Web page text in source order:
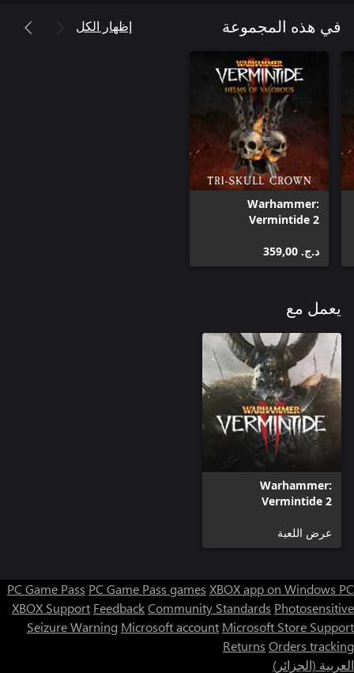
في هذه المجموعة إظهار الكل
Warhammer:
Vermintide 2
Crown
د.ج.‏ 359,00
يعمل مع
Warhammer:
Vermintide 2
عرض اللعبة
PC Game Pass PC Game Pass games XBOX app on Windows PC
XBOX Support FeedbackCommunity Standards Photosensitive
Seizure Warning Microsoft account Microsoft Store Support
Returns Orders tracking
العربية (الجزائر)